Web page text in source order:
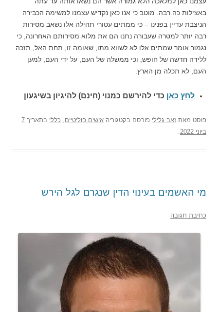
באצילות כה רבה. מוטב כי אנו כאן נקדיש עצמנו למשימה הכבירה
הניצבת עדיין בפנינו – כי ממתים עטורי תהילה אלו נשאב מסירות
רבה יותר למטרה שעבורה נתנו הם את מלוא מסירותם האחרונה, כי
נגמור אומר שמתים אלו לא לשווא מתו, שאומה זו, תחת האל, תזכה
ללידה חדשה של חופש, וכי ממשלה של העם, על ידי העם, למען
העם, לא תכלה מן הארץ.
לחץ כאן כדי להירשם כמנוי (חינם) להיגיון בשיגעון
פוסט מאת זאב גלילי פורסם בקטגוריה אישים פוליטיים כללי בתאריך 7
ביוני 2022
מי האשמים בעינוי הדין שנגרם לגל הירש
כתיבת תגובה